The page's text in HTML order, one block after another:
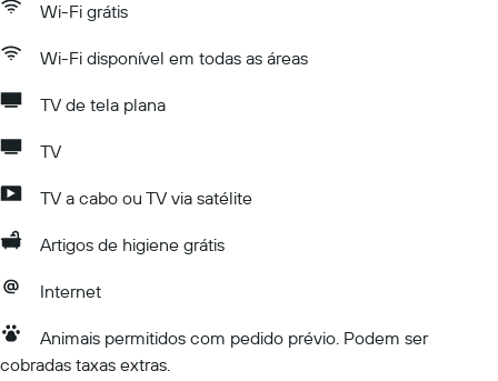
Wi-Fi grátis
Wi-Fi disponível em todas as áreas
TV de tela plana
TV
TV a cabo ou TV via satélite
Artigos de higiene grátis
Internet
Animais permitidos com pedido prévio. Podem ser
cobradas taxas extras.